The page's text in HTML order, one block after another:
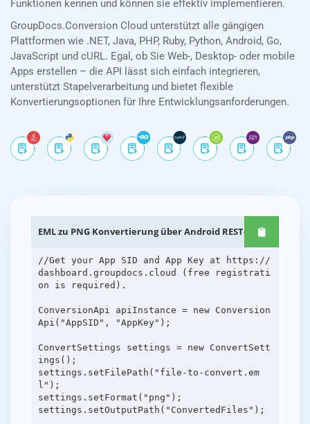
Funktionen kennen und können sie effektiv implementieren.
GroupDocs.Conversion Cloud unterstützt alle gängigen
Plattformen wie .NET, Java, PHP, Ruby, Python, Android, Go,
JavaScript und cURL. Egal, ob Sie Web-, Desktop- oder mobile
Apps erstellen – die API lässt sich einfach integrieren,
unterstützt Stapelverarbeitung und bietet flexible
Konvertierungsoptionen für Ihre Entwicklungsanforderungen.
EML zu PNG Konvertierung über Android REST-APIs
//Get your App SID and App Key at https://
dashboard.groupdocs.cloud (free registrati
on is required).
ConversionApi apiInstance = new Conversion
Api("AppSID", "AppKey");
ConvertSettings settings = new ConvertSett
ings();
settings.setFilePath("file-to-convert.em
l");
settings.setFormat("png");
settings.setOutputPath("ConvertedFiles");